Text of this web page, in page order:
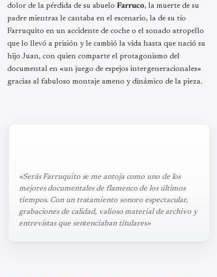
dolor de la pérdida de su abuelo Farruco, la muerte de su
padre mientras le cantaba en el escenario, la de su tío
Farruquito en un accidente de coche o el sonado atropello
que lo llevó a prisión y le cambió la vida hasta que nació su
hijo Juan, con quien comparte el protagonismo del
documental en «un juego de espejos intergeneracionales»
gracias al fabuloso montaje ameno y dinámico de la pieza.
«Serás Farruquito se me antoja como uno de los
mejores documentales de flamenco de los últimos
tiempos. Con un tratamiento sonoro espectacular,
grabaciones de calidad, valioso material de archivo y
entrevistas que sentenciaban titulares»